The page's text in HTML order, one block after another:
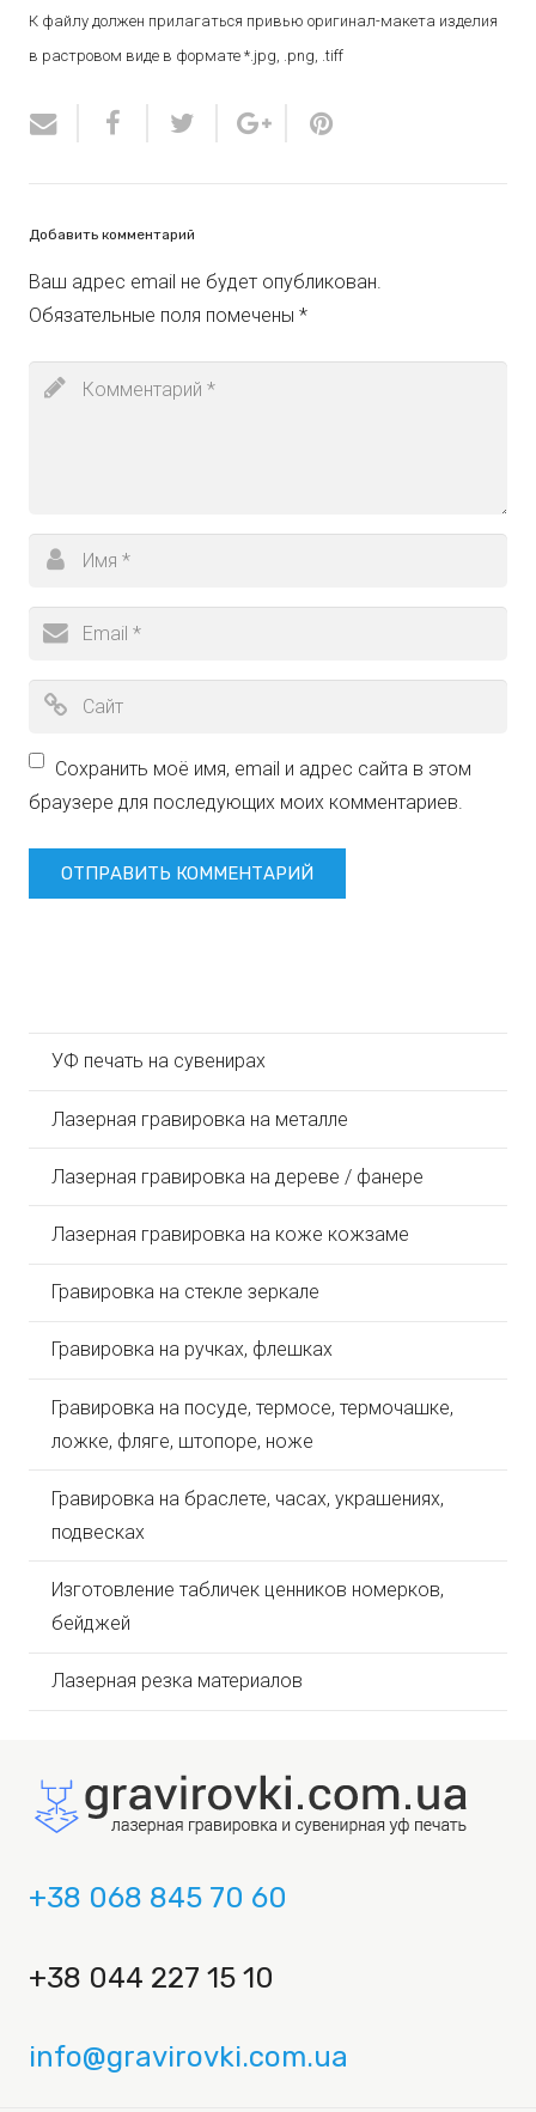
К файлу должен прилагаться привью оригинал-макета изделия
в растровом виде в формате *.jpg, .png, .tiff
Добавить комментарий
Ваш адрес email не будет опубликован.
Обязательные поля помечены *
Сохранить моё имя, email и адрес сайта в этом
браузере для последующих моих комментариев.
УФ печать на сувенирах
Лазерная гравировка на металле
Лазерная гравировка на дереве / фанере
Лазерная гравировка на коже кожзаме
Гравировка на стекле зеркале
Гравировка на ручках, флешках
Гравировка на посуде, термосе, термочашке,
ложке, фляге, штопоре, ноже
Гравировка на браслете, часах, украшениях,
подвесках
Изготовление табличек ценников номерков,
бейджей
Лазерная резка материалов
+38 068 845 70 60
+38 044 227 15 10
info@gravirovki.com.ua